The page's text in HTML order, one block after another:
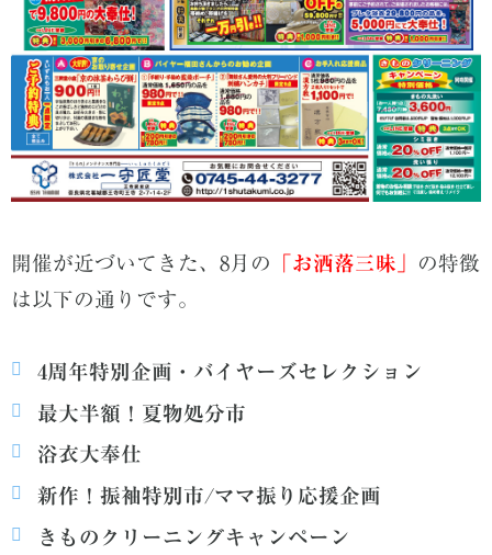
開催が近づいてきた、8月の 「お洒落三昧」
の特徴
は以下の通りです。
4周年特別企画・バイヤーズセレクション
最大半額！夏物処分市
浴衣大奉仕
新作！振袖特別市/ママ振り応援企画
きものクリーニングキャンペーン